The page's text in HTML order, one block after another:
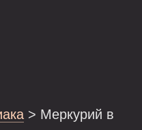
> Меркурий в